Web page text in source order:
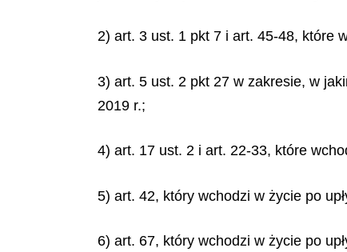
2) art. 3 ust. 1 pkt 7 i art. 45-48, które
3) art. 5 ust. 2 pkt 27 w zakresie, w
2019 r.;
4) art. 17 ust. 2 i art. 22-33, które
5) art. 42, który wchodzi w życie po
6) art. 67, który wchodzi w życie po